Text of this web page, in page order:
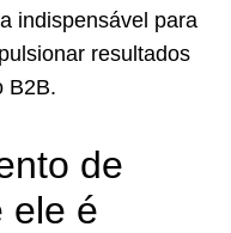
indispensável para
resultados
B2B.
de
ele é